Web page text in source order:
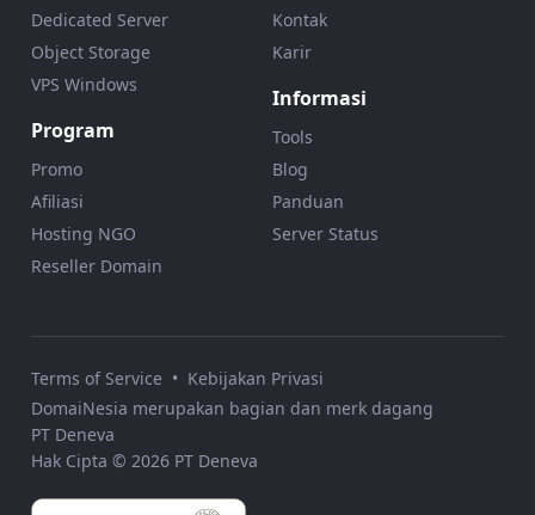
Dedicated Server
Object Storage
VPS Windows
Program
Promo
Afiliasi
Hosting NGO
Reseller Domain
Kontak
Karir
Informasi
Tools
Blog
Panduan
Server Status
Terms of Service • Kebijakan Privasi
DomaiNesia merupakan bagian dan merk dagang
PT Deneva
Hak Cipta © 2026 PT Deneva